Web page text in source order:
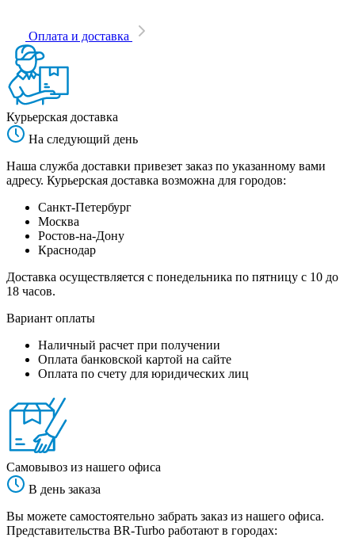
Оплата и доставка
Курьерская доставка
На следующий день
Наша служба доставки привезет заказ по указанному вами
адресу. Курьерская доставка возможна для городов:
Санкт-Петербург
Москва
Ростов-на-Дону
Краснодар
Доставка осуществляется с понедельника по пятницу с 10 до
18 часов.
Вариант оплаты
Наличный расчет при получении
Оплата банковской картой на сайте
Оплата по счету для юридических лиц
Самовывоз из нашего офиса
В день заказа
Вы можете самостоятельно забрать заказ из нашего офиса.
Представительства BR-Turbo работают в городах: